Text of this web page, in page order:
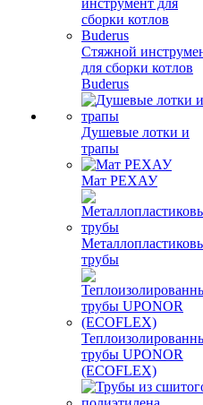
Стяжной
для сборки котлов
Buderus
Душевые лотки и
трапы
Мат РЕХАУ
трубы
трубы UPONOR
(ECOFLEX)